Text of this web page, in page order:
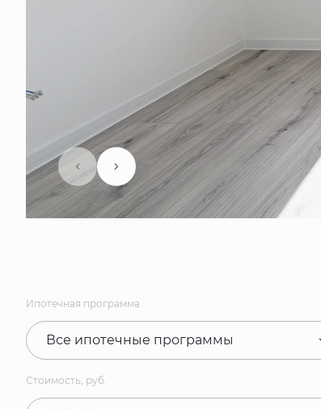
Ипотечная программа
Все ипотечные программы
Стоимость, руб.